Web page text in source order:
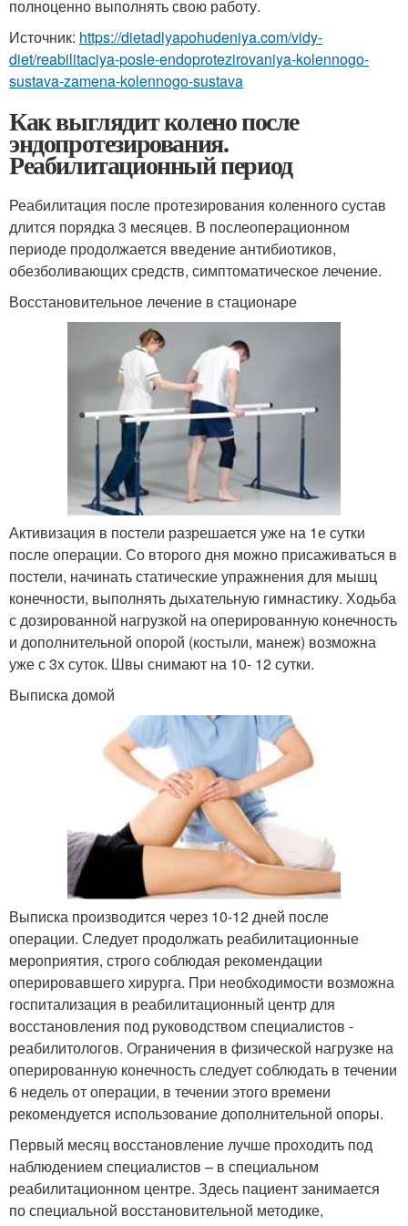
полноценно выполнять свою работу.
Источник: https://dietadlyapohudeniya.com/vidy-
diet/reabilitaciya-posle-endoprotezirovaniya-kolennogo-
sustava-zamena-kolennogo-sustava
Как выглядит колено после
эндопротезирования.
Реабилитационный период
Реабилитация после протезирования коленного сустав
длится порядка 3 месяцев. В послеоперационном
периоде продолжается введение антибиотиков,
обезболивающих средств, симптоматическое лечение.
Восстановительное лечение в стационаре
Активизация в постели разрешается уже на 1е сутки
после операции. Со второго дня можно присаживаться в
постели, начинать статические упражнения для мышц
конечности, выполнять дыхательную гимнастику. Ходьба
с дозированной нагрузкой на оперированную конечность
и дополнительной опорой (костыли, манеж) возможна
уже с 3х суток. Швы снимают на 10- 12 сутки.
Выписка домой
Выписка производится через 10-12 дней после
операции. Следует продолжать реабилитационные
мероприятия, строго соблюдая рекомендации
оперировавшего хирурга. При необходимости возможна
госпитализация в реабилитационный центр для
восстановления под руководством специалистов -
реабилитологов. Ограничения в физической нагрузке на
оперированную конечность следует соблюдать в течении
6 недель от операции, в течении этого времени
рекомендуется использование дополнительной опоры.
Первый месяц восстановление лучше проходить под
наблюдением специалистов – в специальном
реабилитационном центре. Здесь пациент занимается
по специальной восстановительной методике,